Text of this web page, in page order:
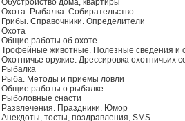
Обустройство дома, квартиры
Охота. Рыбалка. Собирательство
Грибы. Справочники. Определители
Охота
Общие работы об охоте
Трофейные животные. Полезные сведения и
Охотничье оружие. Дрессировка охотничьих
Рыбалка
Рыба. Методы и приемы ловли
Общие работы о рыбалке
Рыболовные снасти
Развлечения. Праздники. Юмор
Анекдоты, тосты, поздравления, SMS